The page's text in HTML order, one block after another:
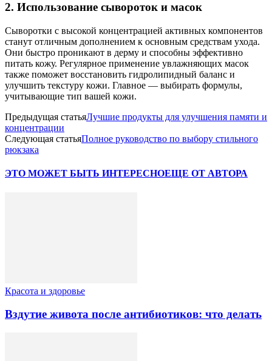
2. Использование сывороток и масок
Сыворотки с высокой концентрацией активных компонентов
станут отличным дополнением к основным средствам ухода.
Они быстро проникают в дерму и способны эффективно
питать кожу. Регулярное применение увлажняющих масок
также поможет восстановить гидролипидный баланс и
улучшить текстуру кожи. Главное — выбирать формулы,
учитывающие тип вашей кожи.
Предыдущая статьяЛучшие продукты для улучшения памяти и
концентрации
Следующая статьяПолное руководство по выбору стильного
рюкзака
ЭТО МОЖЕТ БЫТЬ ИНТЕРЕСНОЕЩЕ ОТ АВТОРА
Красота и здоровье
Вздутие живота после антибиотиков: что делать